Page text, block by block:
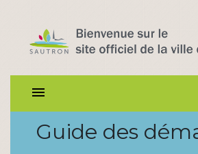
menu
Guide des